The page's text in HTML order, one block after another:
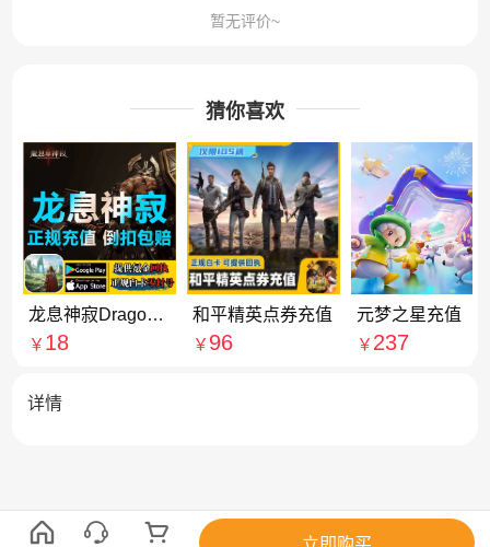
暂无评价~
猜你喜欢
龙息神寂Dragonheir: Silent Gods 充值 7000龙晶石 代充
￥ 18
和平精英点券充值
￥ 96
元梦之星充值
￥ 237
详情